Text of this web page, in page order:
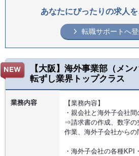
あなたにぴったりの求人
転職サポートへ
【大阪】海外事業部（メ
転ずし業界トップクラス
業務内容
【業務内容】
・親会社と海外子会社
⇒請求書の作成、数字の
作業、海外子会社から
・海外子会社の各種KPI